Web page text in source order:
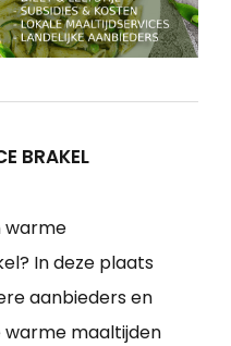
BRAKEL
warme
In deze plaats
aanbieders en
warme maaltijden